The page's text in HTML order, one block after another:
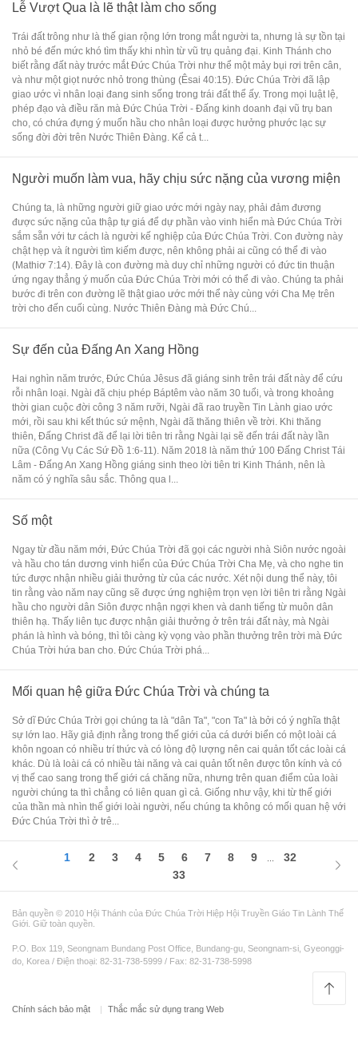
Lễ Vượt Qua là lẽ thật làm cho sống
Trái đất trông như là thế gian rộng lớn trong mắt người ta, nhưng là sự tồn tại
nhỏ bé đến mức khó tìm thấy khi nhìn từ vũ trụ quảng đại. Kinh Thánh cho
biết rằng đất này trước mắt Đức Chúa Trời như thể một mảy bụi rơi trên cân,
và như một giọt nước nhỏ trong thùng (Êsai 40:15). Đức Chúa Trời đã lập
giao ước vì nhân loại đang sinh sống trong trái đất thể ấy. Trong mọi luật lệ,
phép đạo và điều răn mà Đức Chúa Trời - Đấng kinh doanh đại vũ trụ ban
cho, có chứa đựng ý muốn hầu cho nhân loại được hưởng phước lạc sự
sống đời đời trên Nước Thiên Đàng. Kể cả t...
Người muốn làm vua, hãy chịu sức nặng của vương miện
Chúng ta, là những người giữ giao ước mới ngày nay, phải đảm đương
được sức nặng của thập tự giá để dự phần vào vinh hiển mà Đức Chúa Trời
sắm sẵn với tư cách là người kế nghiệp của Đức Chúa Trời. Con đường này
chật hẹp và ít người tìm kiếm được, nên không phải ai cũng có thể đi vào
(Mathiơ 7:14). Đây là con đường mà duy chỉ những người có đức tin thuận
ứng ngay thẳng ý muốn của Đức Chúa Trời mới có thể đi vào. Chúng ta phải
bước đi trên con đường lẽ thật giao ước mới thể này cùng với Cha Mẹ trên
trời cho đến cuối cùng. Nước Thiên Đàng mà Đức Chú...
Sự đến của Đấng An Xang Hồng
Hai nghìn năm trước, Đức Chúa Jêsus đã giáng sinh trên trái đất này để cứu
rỗi nhân loại. Ngài đã chịu phép Báptêm vào năm 30 tuổi, và trong khoảng
thời gian cuộc đời công 3 năm rưỡi, Ngài đã rao truyền Tin Lành giao ước
mới, rồi sau khi kết thúc sứ mệnh, Ngài đã thăng thiên về trời. Khi thăng
thiên, Đấng Christ đã để lại lời tiên tri rằng Ngài lại sẽ đến trái đất này lần
nữa (Công Vụ Các Sứ Đồ 1:6-11). Năm 2018 là năm thứ 100 Đấng Christ Tái
Lâm - Đấng An Xang Hồng giáng sinh theo lời tiên tri Kinh Thánh, nên là
năm có ý nghĩa sâu sắc. Thông qua l...
Số một
Ngay từ đầu năm mới, Đức Chúa Trời đã gọi các người nhà Siôn nước ngoài
và hầu cho tán dương vinh hiển của Đức Chúa Trời Cha Mẹ, và cho nghe tin
tức được nhận nhiều giải thưởng từ của các nước. Xét nội dung thể này, tôi
tin rằng vào năm nay cũng sẽ được ứng nghiệm trọn vẹn lời tiên tri rằng Ngài
hầu cho người dân Siôn được nhận ngợi khen và danh tiếng từ muôn dân
thiên hạ. Thấy liên tục được nhận giải thưởng ở trên trái đất này, mà Ngài
phán là hình và bóng, thì tôi càng kỳ vọng vào phần thưởng trên trời mà Đức
Chúa Trời hứa ban cho. Đức Chúa Trời phá...
Mối quan hệ giữa Đức Chúa Trời và chúng ta
Sở dĩ Đức Chúa Trời gọi chúng ta là "dân Ta", "con Ta" là bởi có ý nghĩa thật
sự lớn lao. Hãy giả định rằng trong thế giới của cá dưới biển có một loài cá
khôn ngoan có nhiều trí thức và có lòng độ lượng nên cai quản tốt các loài cá
khác. Dù là loài cá có nhiều tài năng và cai quản tốt nên được tôn kính và có
vị thế cao sang trong thế giới cá chăng nữa, nhưng trên quan điểm của loài
người chúng ta thì chẳng có liên quan gì cả. Giống như vậy, khi từ thế giới
của thần mà nhìn thế giới loài người, nếu chúng ta không có mối quan hệ với
Đức Chúa Trời thì ở trê...
1 2 3 4 5 6 7 8 9
32
33
Bản quyền © 2010 Hội Thánh của Đức Chúa Trời Hiệp Hội Truyền Giáo Tin Lành Thế
Giới. Giữ toàn quyền.
P.O. Box 119, Seongnam Bundang Post Office, Bundang-gu, Seongnam-si, Gyeonggi-
do, Korea / Điện thoại: 82-31-738-5999 / Fax: 82-31-738-5998
Chính sách bảo mật Thắc mắc sử dụng trang Web